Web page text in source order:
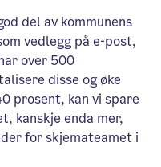
del av kommunens
vedlegg på e-post,
over 500
disse og øke
prosent, kan vi spare
kanskje enda mer,
for skjemateamet i